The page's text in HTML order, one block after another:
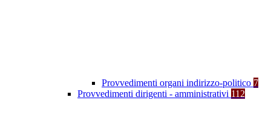
Provvedimenti organi indirizzo-politico 7
Provvedimenti dirigenti - amministrativi 112